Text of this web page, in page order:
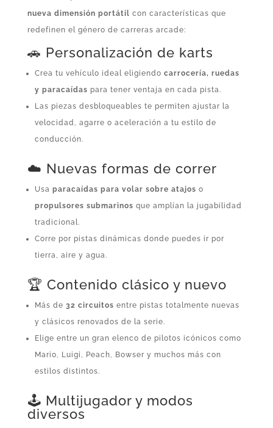
nueva dimensión portátil con características que
redefinen el género de carreras arcade:
🚗 Personalización de karts
Crea tu vehículo ideal eligiendo carrocería, ruedas
y paracaídas para tener ventaja en cada pista.
Las piezas desbloqueables te permiten ajustar la
velocidad, agarre o aceleración a tu estilo de
conducción.
☁️ Nuevas formas de correr
Usa paracaídas para volar sobre atajos o
propulsores submarinos que amplían la jugabilidad
tradicional.
Corre por pistas dinámicas donde puedes ir por
tierra, aire y agua.
🏆 Contenido clásico y nuevo
Más de 32 circuitos entre pistas totalmente nuevas
y clásicos renovados de la serie.
Elige entre un gran elenco de pilotos icónicos como
Mario, Luigi, Peach, Bowser y muchos más con
estilos distintos.
🕹️ Multijugador y modos
diversos